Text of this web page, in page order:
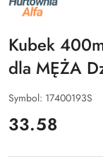
PRODUCENTA:
ALFA
Kubek
dla MĘŻA
Symbol: 17400193S
cena:
33.58